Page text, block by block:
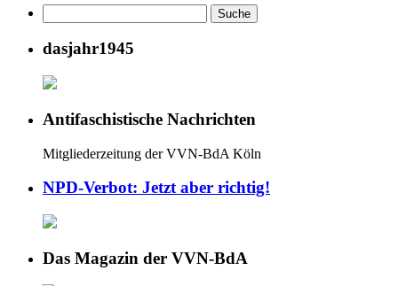
dasjahr1945
Antifaschistische Nachrichten
Mitgliederzeitung der VVN-BdA Köln
NPD-Verbot: Jetzt aber richtig!
Das Magazin der VVN-BdA